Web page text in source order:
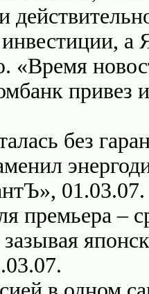
инвестиции,
«Время
привез
без
01.03.07.
премьера –